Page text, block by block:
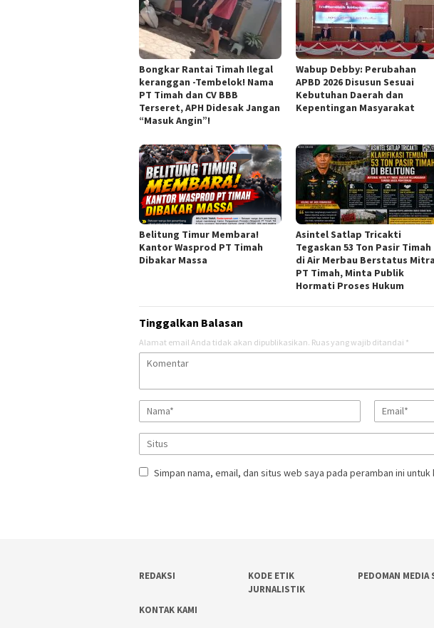
Bongkar Rantai Timah Ilegal
keranggan -Tembelok! Nama
PT Timah dan CV BBB
Terseret, APH Didesak Jangan
“Masuk Angin”!
Wabup Debby: Perubahan
APBD 2026 Disusun Sesuai
Kebutuhan Daerah dan
Kepentingan Masyarakat
Belitung Timur Membara!
Kantor Wasprod PT Timah
Dibakar Massa
Asintel Satlap Tricakti
Tegaskan 53 Ton Pasir Timah
di Air Merbau Berstatus Mitra
PT Timah, Minta Publik
Hormati Proses Hukum
Tinggalkan Balasan
Alamat email Anda tidak akan dipublikasikan. Ruas yang wajib ditandai *
Simpan nama, email, dan situs web saya pada peramban ini
REDAKSI
KODE ETIK
JURNALISTIK
PEDOMAN MEDIA
KONTAK KAMI